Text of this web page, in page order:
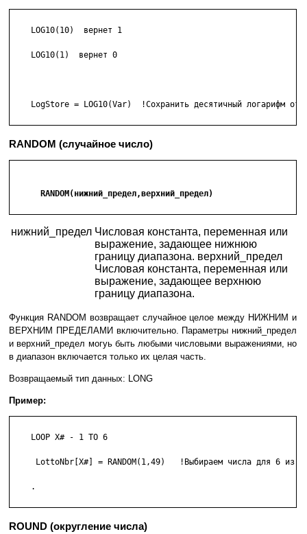
    LOG10(10)  вернет 1
    LOG10(1)  вернет 0
LogStore = LOG10(Var)  !Сохранить десятичный логарифм от
RANDOM (случайное число)
      RANDOM(нижний_предел,верхний_предел)
нижний_предел Числовая константа, переменная или
выражение, задающее нижнюю
границу диапазона. верхний_предел
Числовая константа, переменная или
выражение, задающее верхнюю
границу диапазона.
Функция RANDOM возвращает случайное целое между НИЖНИМ и
ВЕРХНИМ ПРЕДЕЛАМИ включительно. Параметры нижний_предел
и верхний_предел могуь быть любыми числовыми выражениями, но
в диапазон включается только их целая часть.
Возвращаемый тип данных: LONG
Пример:
    LOOP X# - 1 TO 6
LottoNbr[X#] = RANDOM(1,49)   !Выбираем числа для 6 из
    .
ROUND (округление числа)